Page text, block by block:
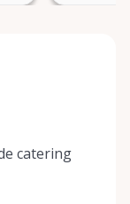
catering